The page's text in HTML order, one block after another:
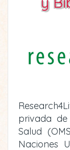
privada
Salud
Naciones